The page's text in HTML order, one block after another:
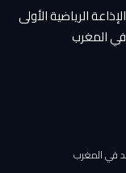
الإذاعة الرياضية الأولى
في المغرب